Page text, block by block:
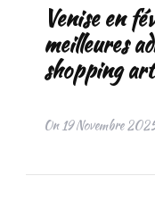
Venise en
meilleures
shopping
On 19 Novembre